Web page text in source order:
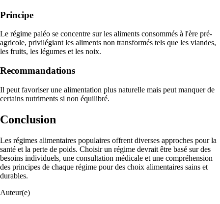
Principe
Le régime paléo se concentre sur les aliments consommés à l'ère pré-
agricole, privilégiant les aliments non transformés tels que les viandes,
les fruits, les légumes et les noix.
Recommandations
Il peut favoriser une alimentation plus naturelle mais peut manquer de
certains nutriments si non équilibré.
Conclusion
Les régimes alimentaires populaires offrent diverses approches pour la
santé et la perte de poids. Choisir un régime devrait être basé sur des
besoins individuels, une consultation médicale et une compréhension
des principes de chaque régime pour des choix alimentaires sains et
durables.
Auteur(e)